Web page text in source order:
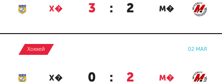
Х� 3 : 2 М�
Хоккей 02 МАЯ
Х� 0 : 2 М�